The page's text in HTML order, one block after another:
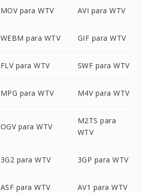
MOV para WTV AVI para WTV
WEBM para WTV GIF para WTV
FLV para WTV SWF para WTV
MPG para WTV M4V para WTV
OGV para WTV
M2TS para
WTV
3G2 para WTV 3GP para WTV
ASF para WTV AV1 para WTV